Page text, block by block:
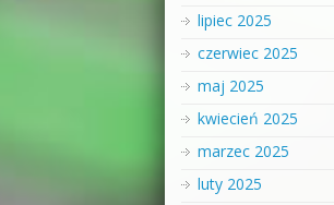
lipiec 2025
czerwiec 2025
maj 2025
kwiecień 2025
marzec 2025
luty 2025